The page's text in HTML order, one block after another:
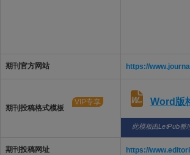
期刊官方网站 https://
期刊投稿格式模板
VIP专享 Word版
此模板由LetPub整
期刊投稿网址 https://